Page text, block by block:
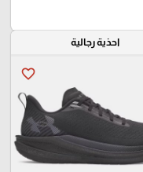
احذية رجالية
favorite_border